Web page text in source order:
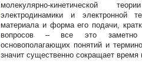
молекулярно-кинетической
электродинамики и электронной
материала и форма его подачи,
вопросов – все это заметно
основополагающих понятий и
значит существенно сокращает время